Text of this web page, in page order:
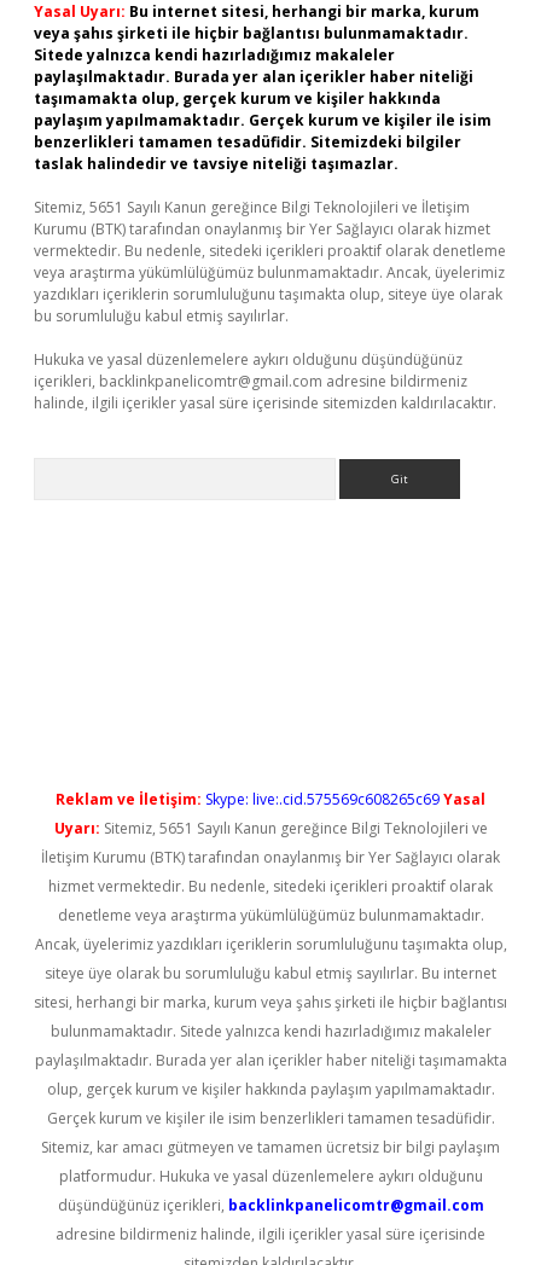
Yasal Uyarı: Bu internet sitesi, herhangi bir marka, kurum
veya şahıs şirketi ile hiçbir bağlantısı bulunmamaktadır.
Sitede yalnızca kendi hazırladığımız makaleler
paylaşılmaktadır. Burada yer alan içerikler haber niteliği
taşımamakta olup, gerçek kurum ve kişiler hakkında
paylaşım yapılmamaktadır. Gerçek kurum ve kişiler ile isim
benzerlikleri tamamen tesadüfidir. Sitemizdeki bilgiler
taslak halindedir ve tavsiye niteliği taşımazlar.
Sitemiz, 5651 Sayılı Kanun gereğince Bilgi Teknolojileri ve İletişim
Kurumu (BTK) tarafından onaylanmış bir Yer Sağlayıcı olarak hizmet
vermektedir. Bu nedenle, sitedeki içerikleri proaktif olarak denetleme
veya araştırma yükümlülüğümüz bulunmamaktadır. Ancak, üyelerimiz
yazdıkları içeriklerin sorumluluğunu taşımakta olup, siteye üye olarak
bu sorumluluğu kabul etmiş sayılırlar.
Hukuka ve yasal düzenlemelere aykırı olduğunu düşündüğünüz
içerikleri, backlinkpanelicomtr@gmail.com adresine bildirmeniz
halinde, ilgili içerikler yasal süre içerisinde sitemizden kaldırılacaktır.
Reklam ve İletişim: Skype: live:.cid.575569c608265c69Yasal
Uyarı: Sitemiz, 5651 Sayılı Kanun gereğince Bilgi Teknolojileri ve
İletişim Kurumu (BTK) tarafından onaylanmış bir Yer Sağlayıcı olarak
hizmet vermektedir. Bu nedenle, sitedeki içerikleri proaktif olarak
denetleme veya araştırma yükümlülüğümüz bulunmamaktadır.
Ancak, üyelerimiz yazdıkları içeriklerin sorumluluğunu taşımakta olup,
siteye üye olarak bu sorumluluğu kabul etmiş sayılırlar. Bu internet
sitesi, herhangi bir marka, kurum veya şahıs şirketi ile hiçbir bağlantısı
bulunmamaktadır. Sitede yalnızca kendi hazırladığımız makaleler
paylaşılmaktadır. Burada yer alan içerikler haber niteliği taşımamakta
olup, gerçek kurum ve kişiler hakkında paylaşım yapılmamaktadır.
Gerçek kurum ve kişiler ile isim benzerlikleri tamamen tesadüfidir.
Sitemiz, kar amacı gütmeyen ve tamamen ücretsiz bir bilgi paylaşım
platformudur. Hukuka ve yasal düzenlemelere aykırı olduğunu
düşündüğünüz içerikleri, backlinkpanelicomtr@gmail.com
adresine bildirmeniz halinde, ilgili içerikler yasal süre içerisinde